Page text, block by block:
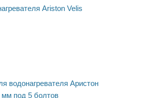
Ariston Velis